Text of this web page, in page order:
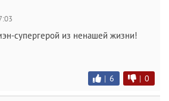
супергерой из ненашей жизни!
| 6 | 0